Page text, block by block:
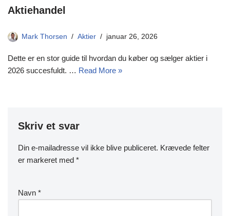
Aktiehandel
Mark Thorsen Aktier januar 26, 2026
Dette er en stor guide til hvordan du køber og sælger aktier i
2026 succesfuldt. … Read More »
Skriv et svar
Din e-mailadresse vil ikke blive publiceret. Krævede felter
er markeret med *
Navn *